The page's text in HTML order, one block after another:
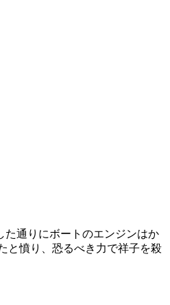
た通りにボートのエンジンはか
と憤り、恐るべき力で祥子を殺